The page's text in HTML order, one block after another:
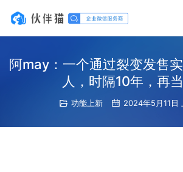
阿may：一个通过裂变发售
人，时隔10年，再
功能上新 2024年5月11日